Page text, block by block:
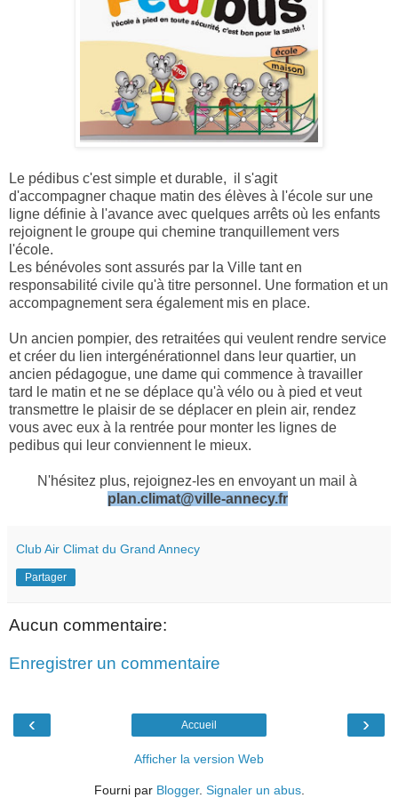
Le pédibus c'est simple et durable, il s'agit
d'accompagner chaque matin des élèves à l'école sur une
ligne définie à l'avance avec quelques arrêts où les enfants
rejoignent le groupe qui chemine tranquillement vers
l'école.
Les bénévoles sont assurés par la Ville tant en
responsabilité civile qu'à titre personnel. Une formation et un
accompagnement sera également mis en place.
Un ancien pompier, des retraitées qui veulent rendre service
et créer du lien intergénérationnel dans leur quartier, un
ancien pédagogue, une dame qui commence à travailler
tard le matin et ne se déplace qu'à vélo ou à pied et veut
transmettre le plaisir de se déplacer en plein air, rendez
vous avec eux à la rentrée pour monter les lignes de
pedibus qui leur conviennent le mieux.
N'hésitez plus, rejoignez-les en envoyant un mail à
plan.climat@ville-annecy.fr
Club Air Climat du Grand Annecy
Partager
Aucun commentaire:
Enregistrer un commentaire
‹ ›
Accueil
Afficher la version Web
Fourni par Blogger. Signaler un abus.